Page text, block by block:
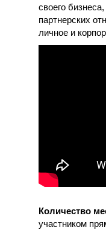
своего
партнерских
личное и
Количество
участником